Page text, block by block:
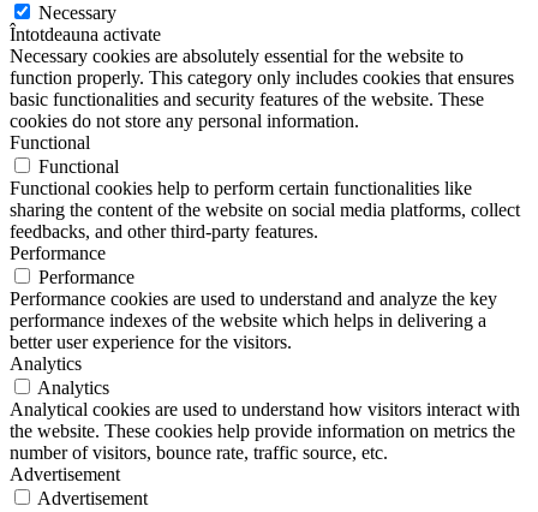
Necessary
Întotdeauna activate
Necessary cookies are absolutely essential for the website to
function properly. This category only includes cookies that ensures
basic functionalities and security features of the website. These
cookies do not store any personal information.
Functional
Functional
Functional cookies help to perform certain functionalities like
sharing the content of the website on social media platforms, collect
feedbacks, and other third-party features.
Performance
Performance
Performance cookies are used to understand and analyze the key
performance indexes of the website which helps in delivering a
better user experience for the visitors.
Analytics
Analytics
Analytical cookies are used to understand how visitors interact with
the website. These cookies help provide information on metrics the
number of visitors, bounce rate, traffic source, etc.
Advertisement
Advertisement